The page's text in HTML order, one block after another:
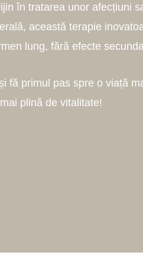
în tratarea unor afecțiuni
această terapie
lung, fără efecte
fă primul pas spre o viață
plină de vitalitate!